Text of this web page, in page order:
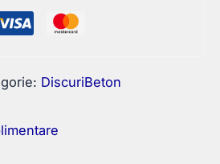
DiscuriBeton